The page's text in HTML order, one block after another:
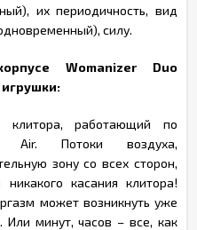
их периодичность, вид
силу.
Womanizer Duo
клитора, работающий по
Air. Потоки воздуха,
зону со всех сторон,
касания клитора!
может возникнуть уже
Или минут, часов – все, как